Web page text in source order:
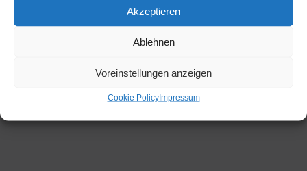
Akzeptieren
Ablehnen
Voreinstellungen anzeigen
Cookie PolicyImpressum